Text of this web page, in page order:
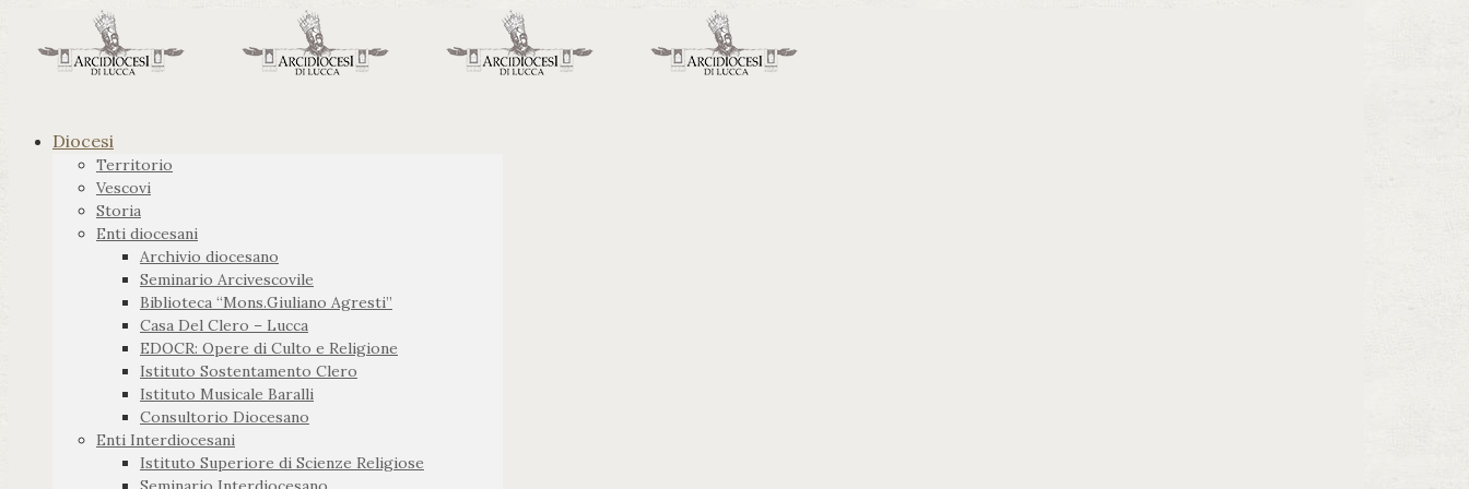
Diocesi
Territorio
Vescovi
Storia
Enti diocesani
Archivio diocesano
Seminario Arcivescovile
Biblioteca “Mons.Giuliano Agresti”
Casa Del Clero – Lucca
EDOCR: Opere di Culto e Religione
Istituto Sostentamento Clero
Istituto Musicale Baralli
Consultorio Diocesano
Enti Interdiocesani
Istituto Superiore di Scienze Religiose